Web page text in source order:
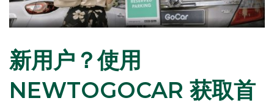
新用户？使用
NEWTOGOCAR 获取首